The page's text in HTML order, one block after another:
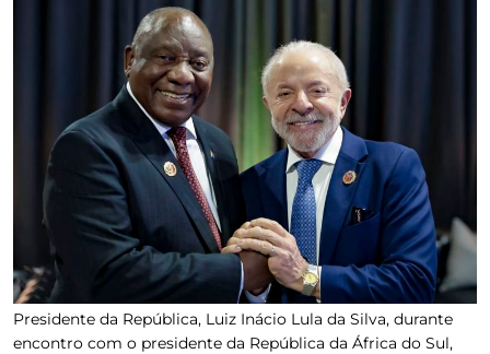
Presidente da República, Luiz Inácio Lula da Silva, durante
encontro com o presidente da República da África do Sul,